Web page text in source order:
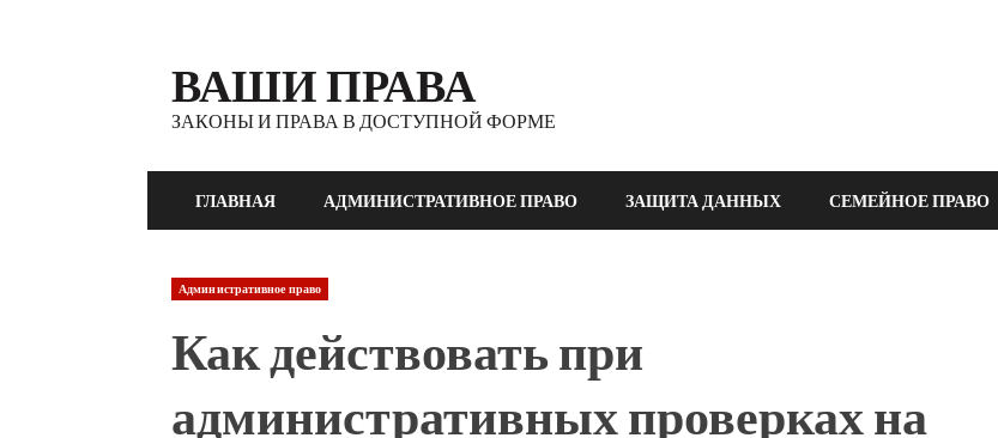
содержимому
ВАШИ ПРАВА
ЗАКОНЫ И ПРАВА В ДОСТУПНОЙ ФОРМЕ
ГЛАВНАЯ АДМИНИСТРАТИВНОЕ ПРАВО ЗАЩИТА ДАННЫХ СЕМЕЙНОЕ ПРАВО
Административное право
Как действовать при
административных проверках на